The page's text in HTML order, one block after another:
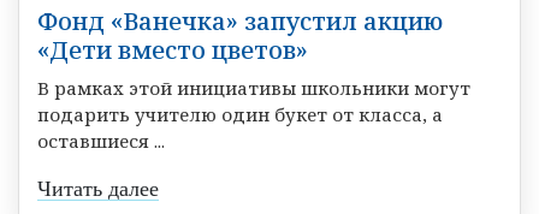
Фонд «Ванечка» запустил акцию
«Дети вместо цветов»
В рамках этой инициативы школьники могут
подарить учителю один букет от класса, а
оставшиеся ...
Читать далее